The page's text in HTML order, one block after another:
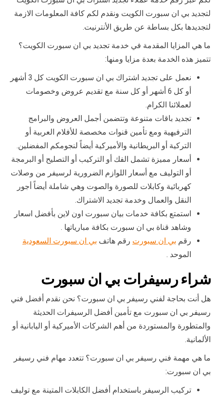
لتجديد بي ان سبورت الكويت ونقدم لكم كافة المعلومات الازمة
لتجديدها بكل بساطة عن طريق الأنترنيت.
ما هي المزايا المقدمة في خدمة تجديد بي ان سبورت الكويت؟
تتميز هذه الخدمة بعدة مزايا ومنها:
نعمل على تجديد اشتراك بي ان سبورت الكويت كل 3 أشهر
أو كل 6 أشهر أو كل سنة مع تقديم عروض وخصومات
لعملائنا الكرام.
تجديد باقات متنوعة وتتضمن أجمل العروض والبرامج
الترفيهية ومع تأمين قنوات مخصصة للأفلام العربية أو
التركية أو البريطانية والأميركية أيضاً لنجومكم المفضلين.
أسعار مميزة تشمل الفك أو التركيب أو التصليح أو البرمجة
أو التوليف مع أسعار اللوازم الضرورية لرسيفر من وصلات
كهربائية وكابلات للصورة والصوت وهي شاملة أيضاً أجور
النقل والعمال وخدمة تجديد الاشتراك.
استمتع بكافة خدمات بيان سبورت اون لاين بأفضل اسعار
وشاهد قناة بي ان سبورت بكافة مبارياتها .
رقم بي ان سبورت رقم هاتف بي ان سبورت السعودية
الموحد .
شراء رسيفرات بي ان سبورت
هل أنت بحاجة لفني رسيفر بي ان سبورت؟ نحن نقدم أفضل فني
رسيفر بي ان سبورت مع تأمين أفضل الرسيفرات الحديثة
والمتطورة والمستوردة من أهم الشركات الأميركية أو اليابانية أو
الألمانية.
ما هي مهمة فني رسيفر بي ان سبورت؟ تتعدد مهام فني رسيفر
بي ان سبورت:
تركيب الرسيفر باستخدام أفضل الكابلات المتينة مع توليف